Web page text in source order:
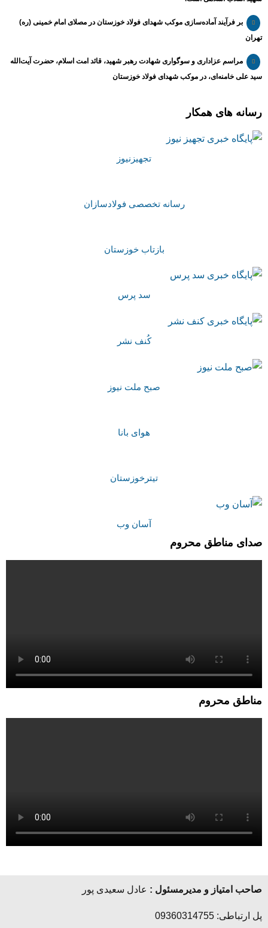
بر فرآیند آماده‌سازی موکب شهدای فولاد خوزستان در مصلای امام خمینی (ره)
تهران
مراسم عزاداری و سوگواری شهادت رهبر شهید، قائد امت اسلام، حضرت آیت‌الله
سید علی خامنه‌ای، در موکب شهدای فولاد خوزستان
رسانه های همکار
تجهیزنیوز
رسانه تخصصی فولادسازان
بازتاب خوزستان
سد پرس
کُنف نشر
صبح ملت نیوز
هوای بانا
تیترخوزستان
آسان وب
صدای مناطق محروم
مناطق محروم
صاحب امتیاز و مدیرمسئول : عادل سعیدی پور
پل ارتباطی: 09360314755